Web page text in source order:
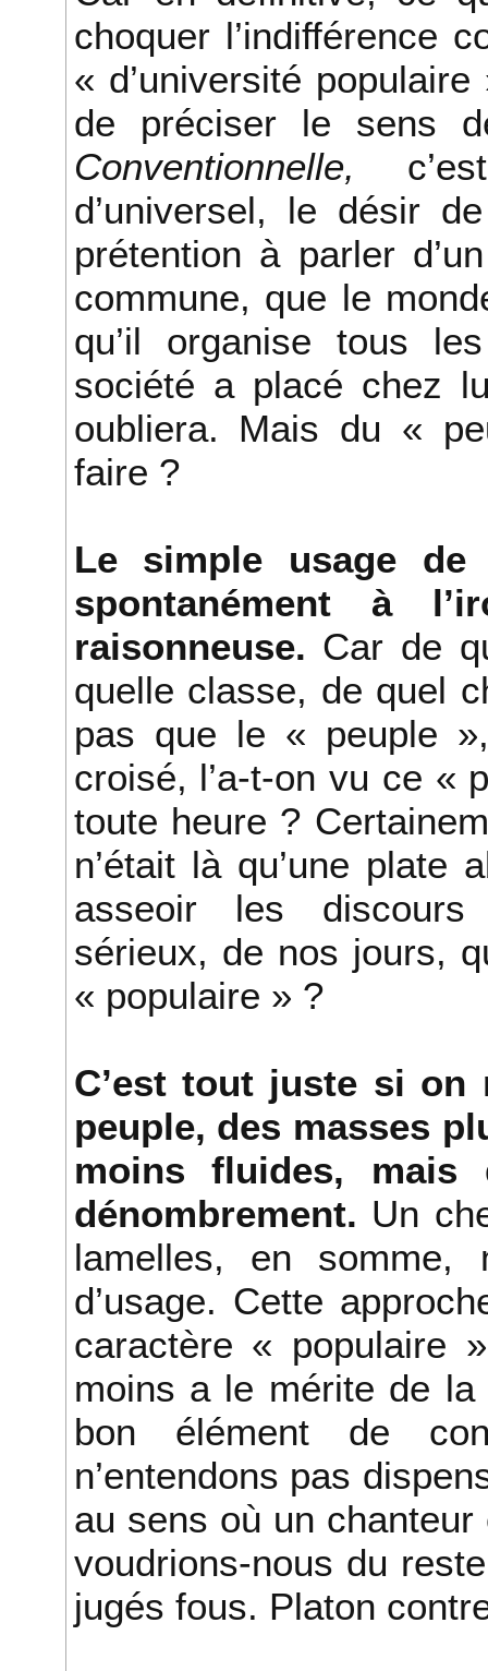
choquer l’indifférence
« d’université
de préciser le sens
Conventionnelle,
d’universel, le désir
prétention à parler
commune, que le
qu’il organise tous
société a placé chez
oubliera. Mais du «
faire ?
Le simple usage
spontanément à
raisonneuse. Car de
quelle classe, de quel
pas que le « peuple
croisé, l’a-t-on vu ce «
toute heure ?
n’était là qu’une plate
asseoir les discours
sérieux, de nos jours,
« populaire » ?
C’est tout juste si
peuple, des masses
moins fluides, mais
dénombrement. Un
lamelles, en somme,
d’usage. Cette
caractère « populaire
moins a le mérite de
bon élément de
n’entendons pas
au sens où un
voudrions-nous du
jugés fous. Platon